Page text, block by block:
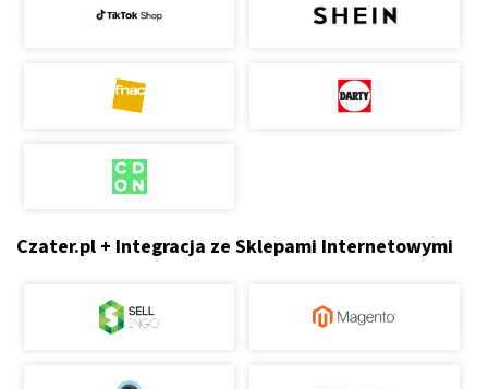
Czater.pl + Integracja ze Sklepami Internetowymi